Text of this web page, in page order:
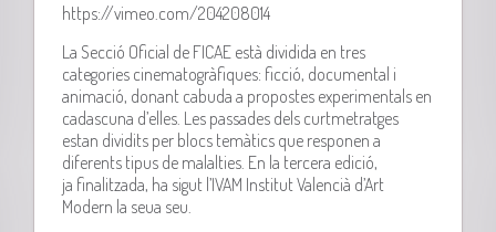
https://vimeo.com/204208014
La Secció Oficial de FICAE està dividida en tres
categories cinematogràfiques: ficció, documental i
animació, donant cabuda a propostes experimentals en
cadascuna d’elles. Les passades dels curtmetratges
estan dividits per blocs temàtics que responen a
diferents tipus de malalties. En la tercera edició,
ja finalitzada, ha sigut l’IVAM Institut Valencià d’Art
Modern la seua seu.